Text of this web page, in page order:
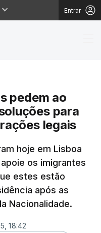
Entrar
pedem ao
para
legais
hoje em Lisboa
os imigrantes
estes estão
após as
Nacionalidade.
18:42